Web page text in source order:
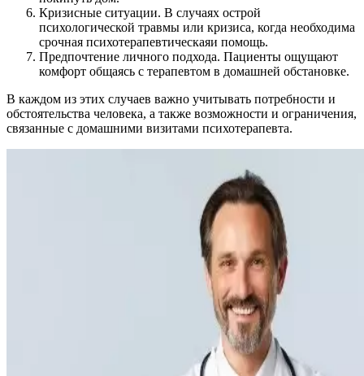
Кризисные ситуации. В случаях острой
психологической травмы или кризиса, когда необходима
срочная психотерапевтическаяи помощь.
Предпочтение личного подхода. Пациенты ощущают
комфорт общаясь с терапевтом в домашней обстановке.
В каждом из этих случаев важно учитывать потребности и
обстоятельства человека, а также возможности и ограничения,
связанные с домашними визитами психотерапевта.